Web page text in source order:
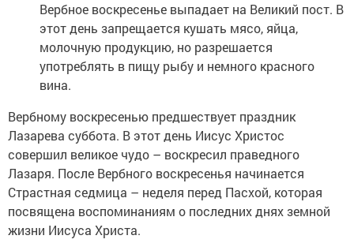
Вербное воскресенье выпадает на Великий пост. В
этот день запрещается кушать мясо, яйца,
молочную продукцию, но разрешается
употреблять в пищу рыбу и немного красного
вина.
Вербному воскресенью предшествует праздник
Лазарева суббота. В этот день Иисус Христос
совершил великое чудо – воскресил праведного
Лазаря. После Вербного воскресенья начинается
Страстная седмица – неделя перед Пасхой, которая
посвящена воспоминаниям о последних днях земной
жизни Иисуса Христа.